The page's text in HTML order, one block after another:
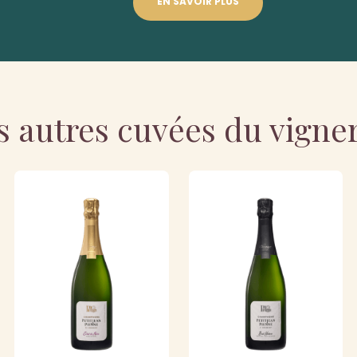
autres cuvées du